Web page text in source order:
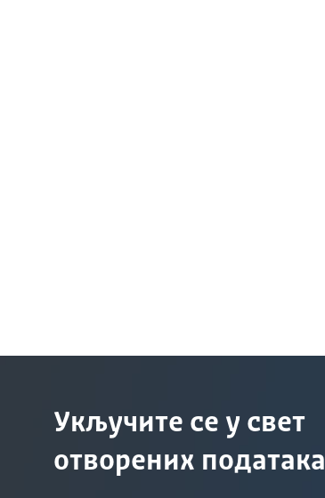
Укључите се у свет
отворених података